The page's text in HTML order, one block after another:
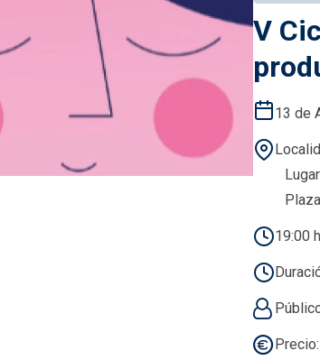
V
13 de
Lugar
19:00
Precio